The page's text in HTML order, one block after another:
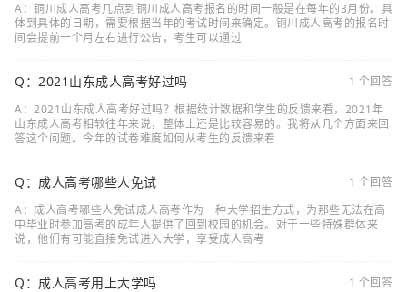
A：铜川成人高考几点到铜川成人高考报名的时间一般是在每年的3月份。具
体到具体的日期，需要根据当年的考试时间来确定。铜川成人高考的报名时
间会提前一个月左右进行公告，考生可以通过
Q：2021山东成人高考好过吗
1 个回答
A：2021山东成人高考好过吗？根据统计数据和学生的反馈来看，2021年
山东成人高考相较往年来说，整体上还是比较容易的。我将从几个方面来回
答这个问题。今年的试卷难度如何从考生的反馈来看
Q：成人高考哪些人免试
1 个回答
A：成人高考哪些人免试成人高考作为一种大学招生方式，为那些无法在高
中毕业时参加高考的成年人提供了回到校园的机会。对于一些特殊群体来
说，他们有可能直接免试进入大学，享受成人高考
Q：成人高考用上大学吗
1 个回答